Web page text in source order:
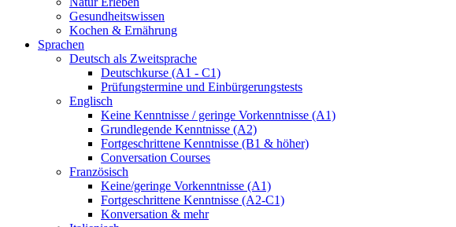
Gesundheitswissen
Kochen & Ernährung
Sprachen
Deutsch als Zweitsprache
Deutschkurse (A1 - C1)
Prüfungstermine und Einbürgerungstests
Englisch
Keine Kenntnisse / geringe Vorkenntnisse (A1)
Grundlegende Kenntnisse (A2)
Fortgeschrittene Kenntnisse (B1 & höher)
Conversation Courses
Französisch
Keine/geringe Vorkenntnisse (A1)
Fortgeschrittene Kenntnisse (A2-C1)
Konversation & mehr